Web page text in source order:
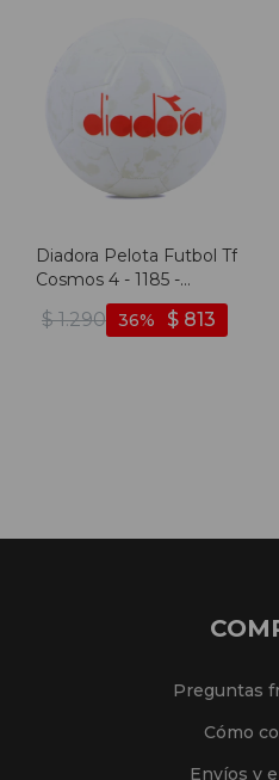
Diadora Pelota Futbol Tf
Cosmos 4 - 1185 -
Blanco-rojo
$ 1.290 $ 813
36
Preguntas
Cómo
Envíos y